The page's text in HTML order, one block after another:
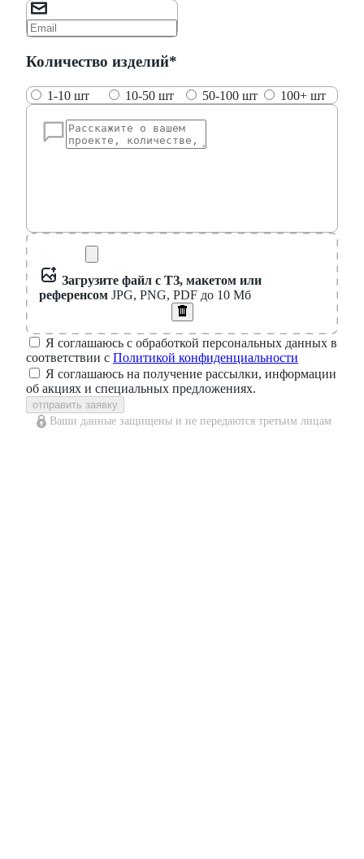
Количество изделий*
1-10 шт 10-50 шт 50-100 шт 100+ шт
Загрузите файл с ТЗ, макетом или
референсом JPG, PNG, PDF до 10 Мб
Я соглашаюсь с обработкой персональных данных в
соответствии с Политикой конфиденциальности
Я соглашаюсь на получение рассылки, информации
об акциях и специальных предложениях.
отправить заявку
Ваши данные защищены и не передаются третьим лицам